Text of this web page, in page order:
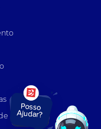
Auditoria